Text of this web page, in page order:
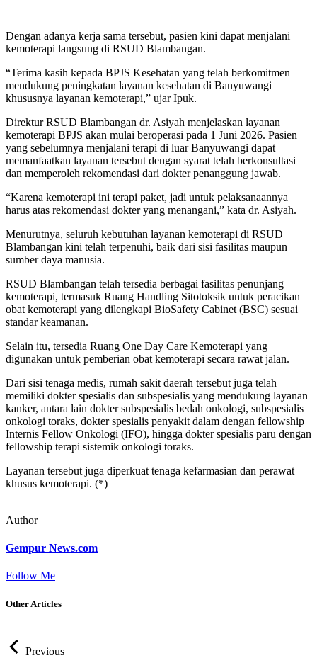
Dengan adanya kerja sama tersebut, pasien kini dapat menjalani
kemoterapi langsung di RSUD Blambangan.
“Terima kasih kepada BPJS Kesehatan yang telah berkomitmen
mendukung peningkatan layanan kesehatan di Banyuwangi
khususnya layanan kemoterapi,” ujar Ipuk.
Direktur RSUD Blambangan dr. Asiyah menjelaskan layanan
kemoterapi BPJS akan mulai beroperasi pada 1 Juni 2026. Pasien
yang sebelumnya menjalani terapi di luar Banyuwangi dapat
memanfaatkan layanan tersebut dengan syarat telah berkonsultasi
dan memperoleh rekomendasi dari dokter penanggung jawab.
“Karena kemoterapi ini terapi paket, jadi untuk pelaksanaannya
harus atas rekomendasi dokter yang menangani,” kata dr. Asiyah.
Menurutnya, seluruh kebutuhan layanan kemoterapi di RSUD
Blambangan kini telah terpenuhi, baik dari sisi fasilitas maupun
sumber daya manusia.
RSUD Blambangan telah tersedia berbagai fasilitas penunjang
kemoterapi, termasuk Ruang Handling Sitotoksik untuk peracikan
obat kemoterapi yang dilengkapi BioSafety Cabinet (BSC) sesuai
standar keamanan.
Selain itu, tersedia Ruang One Day Care Kemoterapi yang
digunakan untuk pemberian obat kemoterapi secara rawat jalan.
Dari sisi tenaga medis, rumah sakit daerah tersebut juga telah
memiliki dokter spesialis dan subspesialis yang mendukung layanan
kanker, antara lain dokter subspesialis bedah onkologi, subspesialis
onkologi toraks, dokter spesialis penyakit dalam dengan fellowship
Internis Fellow Onkologi (IFO), hingga dokter spesialis paru dengan
fellowship terapi sistemik onkologi toraks.
Layanan tersebut juga diperkuat tenaga kefarmasian dan perawat
khusus kemoterapi. (*)
Author
Gempur News.com
Follow Me
Other Articles
Previous